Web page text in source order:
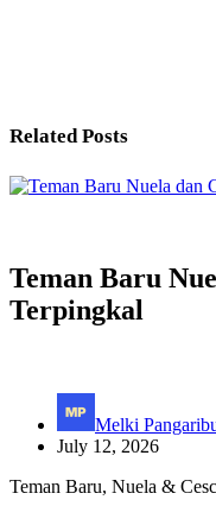
Related Posts
Teman Baru
Terpingkal
Melki
July 12, 2026
Teman Baru, Nuela &